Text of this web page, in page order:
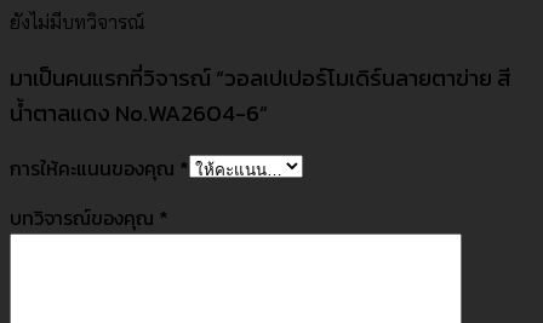
ยังไม่มีบทวิจารณ์
มาเป็นคนแรกที่วิจารณ์ “วอลเปเปอร์โมเดิร์นลายตาข่าย สี
น้ำตาลแดง No.WA2604-6”
การให้คะแนนของคุณ *
บทวิจารณ์ของคุณ *